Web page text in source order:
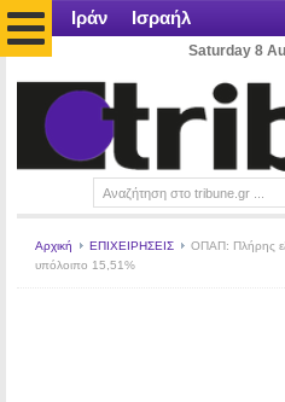
Ιράν Ισραήλ
Saturday 8
Αρχική ΕΠΙΧΕΙΡΗΣΕΙΣ
ΟΠΑΠ: Πλήρης
υπόλοιπο 15,51%